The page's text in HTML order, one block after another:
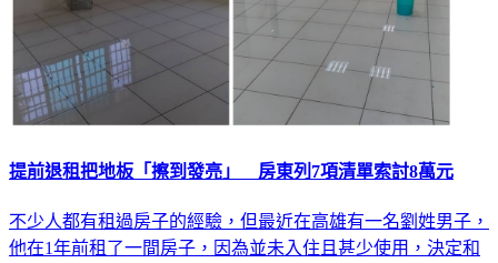
提前退租把地板「擦到發亮」 房東列7項清單索討8萬元
不少人都有租過房子的經驗，但最近在高雄有一名劉姓男子，
他在1年前租了一間房子，因為並未入住且甚少使用，決定和